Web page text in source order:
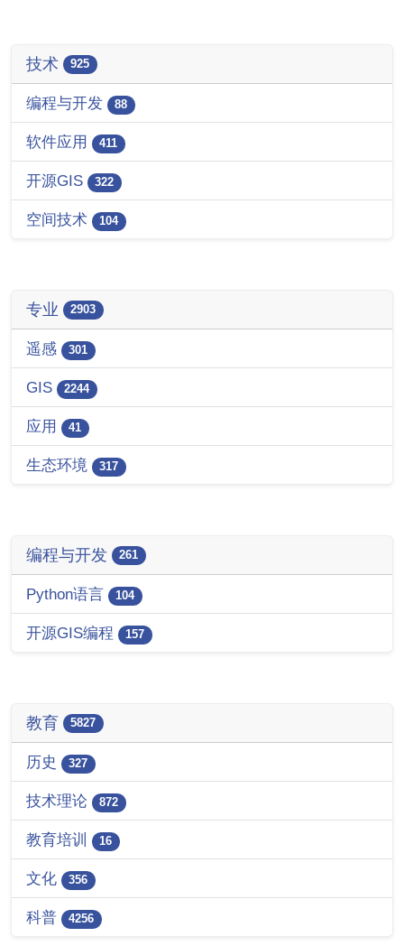
技术 925
编程与开发 88
软件应用 411
开源GIS 322
空间技术 104
专业 2903
遥感 301
GIS 2244
应用 41
生态环境 317
编程与开发 261
Python语言 104
开源GIS编程 157
教育 5827
历史 327
技术理论 872
教育培训 16
文化 356
科普 4256